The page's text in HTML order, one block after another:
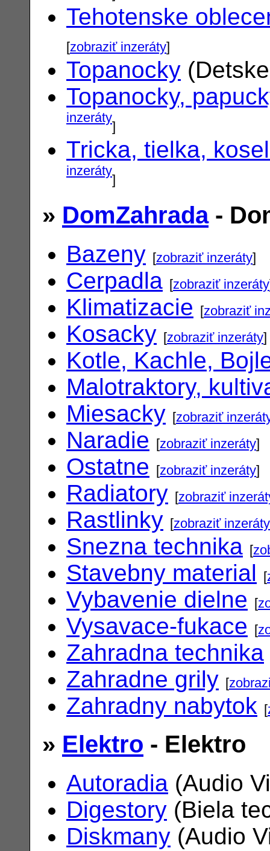
Tehotenske
[zobraziť inzeráty]
Topanocky
Topanocky,
inzeráty]
Tricka, tielka,
inzeráty]
» DomZahrada-
Bazeny [zobraziť inzeráty]
Cerpadla [zobraziť inzeráty
Klimatizacie [zobraziť
Kosacky [zobraziť inzeráty]
Kotle, Kachle,
Malotraktory,
Miesacky [zobraziť
Naradie [zobraziť inzeráty]
Ostatne [zobraziť inzeráty]
Radiatory [zobraziť
Rastlinky [zobraziť inzeráty
Snezna technika [
Stavebny material [
Vybavenie dielne [
Vysavace-fukace [
Zahradna technika
Zahradne grily [
Zahradny nabytok [
» Elektro - Elektro
Autoradia (Audio
Digestory (Biela
Diskmany (Audio